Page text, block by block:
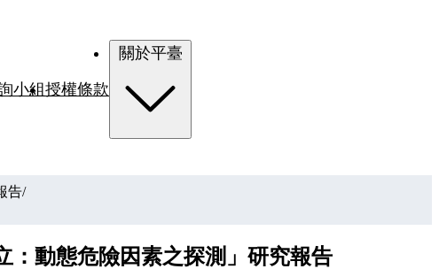
小組授權條款
告/
：動態危險因素之探測」研究報告